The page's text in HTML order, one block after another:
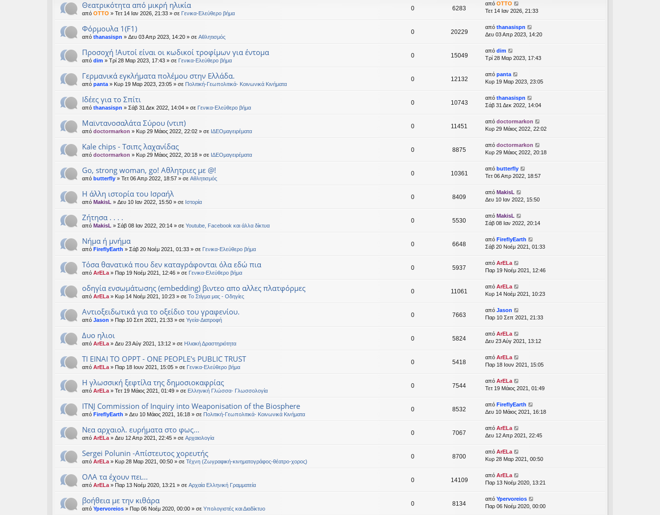
Θεατρικότητα από μικρή ηλικία
από OTTO » Τετ 14 Ιαν 2026, 21:33 » σε Γενικα-Ελεύθερο βήμα
0 6283
από OTTO
Τετ 14 Ιαν 2026, 21:33
Φόρμουλα 1(F1)
από thanasispn » Δευ 03 Απρ 2023, 14:20 » σε Αθλητισμός
0 20229
από thanasispn
Δευ 03 Απρ 2023, 14:20
Προσοχή !Αυτοί είναι οι κωδικοί τροφίμων για έντομα
από dim » Τρί 28 Μαρ 2023, 17:43 » σε Γενικα-Ελεύθερο βήμα
0 15049
από dim
Τρί 28 Μαρ 2023, 17:43
Γερμανικά εγκλήματα πολέμου στην Ελλάδα.
από panta» Κυρ 19 Μαρ 2023, 23:05 » σε Πολιτική-Γεωπολιτικά- Κοινωνικά Κινήματα
0 12132
από panta
Κυρ 19 Μαρ 2023, 23:05
Ιδέες για το Σπίτι
από thanasispn » Σάβ 31 Δεκ 2022, 14:04 » σε Γενικα-Ελεύθερο βήμα
0 10743
από thanasispn
Σάβ 31 Δεκ 2022, 14:04
Μαϊντανοσαλάτα Σύρου (ντιπ)
από doctormarkon » Κυρ 29 Μάιος 2022, 22:02 » σε ΙΔΕΟμαγειρέματα
0 11451
από doctormarkon
Κυρ 29 Μάιος 2022, 22:02
Kale chips - Τσιπς λαχανίδας
από doctormarkon » Κυρ 29 Μάιος 2022, 20:18 » σε ΙΔΕΟμαγειρέματα
0 8875
από doctormarkon
Κυρ 29 Μάιος 2022, 20:18
Go, strong woman, go! Αθλητριες με @!
από butterfly » Τετ 06 Απρ 2022, 18:57 » σε Αθλητισμός
0 10361
από butterfly
Τετ 06 Απρ 2022, 18:57
Η άλλη ιστορία του Ισραήλ
από MakisL » Δευ 10 Ιαν 2022, 15:50 » σε Ιστορία
0 8409
από MakisL
Δευ 10 Ιαν 2022, 15:50
Ζήτησα . . . .
από MakisL » Σάβ 08 Ιαν 2022, 20:14 » σε Youtube, Facebook και άλλα δίκτυα
0 5530
από MakisL
Σάβ 08 Ιαν 2022, 20:14
Νήμα ή μνήμα
από FireflyEarth » Σάβ 20 Νοέμ 2021, 01:33 » σε Γενικα-Ελεύθερο βήμα
0 6648
από FireflyEarth
Σάβ 20 Νοέμ 2021, 01:33
Τόσα θανατικά που δεν καταγράφονται όλα εδώ πια
από ArELa» Παρ 19 Νοέμ 2021, 12:46 » σε Γενικα-Ελεύθερο βήμα
0 5937
από ArELa
Παρ 19 Νοέμ 2021, 12:46
οδηγία ενσωμάτωσης (embedding) βιντεο απο αλλες πλατφόρμες
από ArELa» Κυρ 14 Νοέμ 2021, 10:23 » σε Το Στίγμα μας - Οδηγίες
0 11061
από ArELa
Κυρ 14 Νοέμ 2021, 10:23
Αντιοξειδωτικά για το οξείδιο του γραφενίου.
από Jason » Παρ 10 Σεπ 2021, 21:33 » σε Υγεία-Διατροφή
0 7663
από Jason
Παρ 10 Σεπ 2021, 21:33
Δυο ηλιοι
από ArELa» Δευ 23 Αύγ 2021, 13:12 » σε Ηλιακή Δραστηριότητα
0 5824
από ArELa
Δευ 23 Αύγ 2021, 13:12
ΤΙ ΕΙΝΑΙ ΤΟ OPPT - ONE PEOPLE's PUBLIC TRUST
από ArELa» Παρ 18 Ιουν 2021, 15:05 » σε Γενικα-Ελεύθερο βήμα
0 5418
από ArELa
Παρ 18 Ιουν 2021, 15:05
Η γλωσσική ξεφτίλα της δημοσιοκαφρίας
από ArELa» Τετ 19 Μάιος 2021, 01:49 » σε Ελληνική Γλώσσα- Γλωσσολογία
0 7544
από ArELa
Τετ 19 Μάιος 2021, 01:49
ITNJ Commission of Inquiry into Weaponisation of the Biosphere
από FireflyEarth » Δευ 10 Μάιος 2021, 16:18 » σε Πολιτική-Γεωπολιτικά- Κοινωνικά Κινήματα
0 8532
από FireflyEarth
Δευ 10 Μάιος 2021, 16:18
Νεα αρχαιολ. ευρήματα στο φως...
από ArELa» Δευ 12 Απρ 2021, 22:45 » σε Αρχαιολογία
0 7067
από ArELa
Δευ 12 Απρ 2021, 22:45
Sergei Polunin -Απίστευτος χορευτής
από ArELa» Κυρ 28 Μαρ 2021, 00:50 » σε Τέχνη (Ζωγραφική-κινηματογράφος-θέατρο-χορος)
0 8700
από ArELa
Κυρ 28 Μαρ 2021, 00:50
ΟΛΑ τα έχουν πει...
από ArELa» Παρ 13 Νοέμ 2020, 13:21 » σε Αρχαία Ελληνική Γραμματεία
0 14109
από ArELa
Παρ 13 Νοέμ 2020, 13:21
βοήθεια με την κιθάρα
από Ypervoreios » Παρ 06 Νοέμ 2020, 00:00 » σε Υπολογιστές και Διαδίκτυο
0 8134
από Ypervoreios
Παρ 06 Νοέμ 2020, 00:00